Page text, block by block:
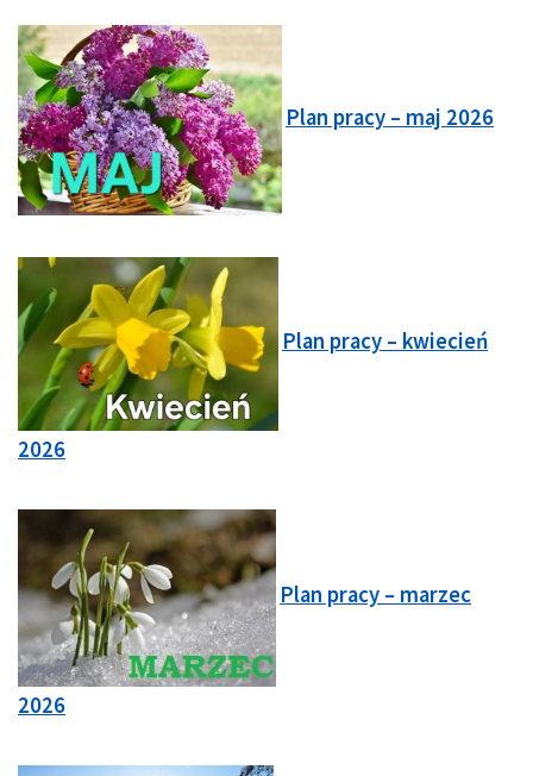
Plan pracy – maj 2026
Plan pracy – kwiecień
2026
Plan pracy – marzec
2026